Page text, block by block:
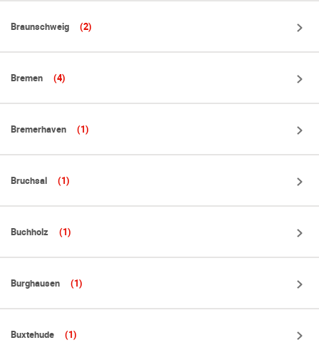
Braunschweig (2)
Bremen (4)
Bremerhaven (1)
Bruchsal (1)
Buchholz (1)
Burghausen (1)
Buxtehude (1)